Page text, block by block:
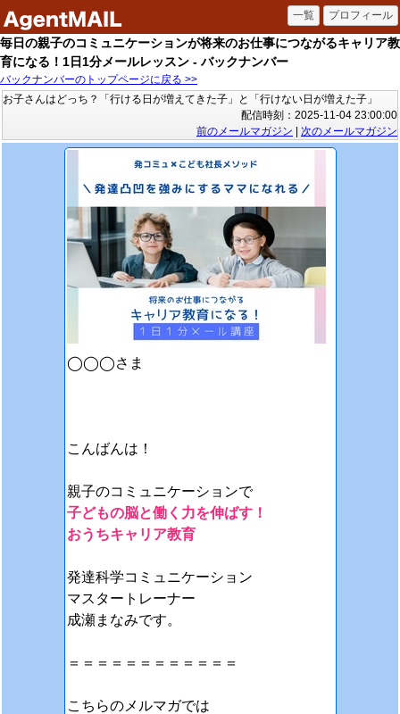
毎日の親子のコミュニケーションが将来のお仕事につながるキャリア教
育になる！1日1分メールレッスン - バックナンバー
バックナンバーのトップページに戻る >>
お子さんはどっち？「行ける日が増えてきた子」と「行けない日が増えた子」
配信時刻：2025-11-04 23:00:00
前のメールマガジン
次のメールマガジン
◯◯◯さま
こんばんは！
親子のコミュニケーションで
子どもの脳と働く力を伸ばす！
おうちキャリア教育
発達科学コミュニケーション
マスタートレーナー
成瀬まなみです。
＝＝＝＝＝＝＝＝＝＝＝＝
こちらのメルマガでは